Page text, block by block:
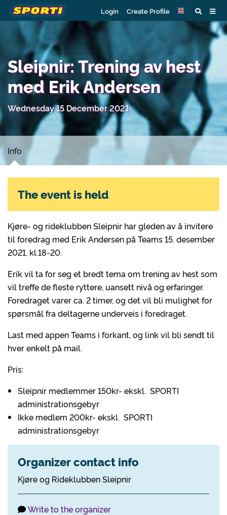
Login Create Profile
Sleipnir: Trening av hest
med Erik Andersen
Wednesday 15 December 2021
Info
Kjøre- og rideklubben Sleipnir har gleden av å invitere
til foredrag med Erik Andersen på Teams 15. desember
2021, kl.18-20.
Erik vil ta for seg et bredt tema om trening av hest som
vil treffe de fleste ryttere, uansett nivå og erfaringer.
Foredraget varer ca. 2 timer, og det vil bli mulighet for
spørsmål fra deltagerne underveis i foredraget.
Last med appen Teams i forkant, og link vil bli sendt til
hver enkelt på mail.
Pris:
Sleipnir medlemmer 150kr- ekskl. SPORTI
administrationsgebyr
Ikke medlem 200kr- ekskl. SPORTI
administrationsgebyr
Organizer contact info
Kjøre og Rideklubben Sleipnir
Write to the organizer
The event is held